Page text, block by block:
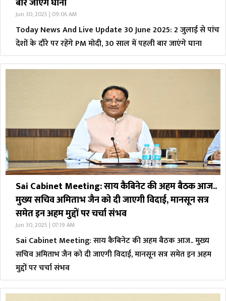
बार जाएंगे घाना
Jun 30, 2025 | 09:06 AM
Today News And Live Update 30 June 2025: 2 जुलाई से पांच
देशों के दौरे पर रहेंगे PM मोदी, 30 साल में पहली बार जाएंगे घाना
Sai Cabinet Meeting: साय कैबिनेट की अहम बैठक आज..
मुख्य सचिव अमिताभ जैन को दी जाएगी विदाई, मानसून सत्र
समेत इन अहम मुद्दों पर चर्चा संभव
Jun 30, 2025 | 07:19 AM
Sai Cabinet Meeting: साय कैबिनेट की अहम बैठक आज.. मुख्य
सचिव अमिताभ जैन को दी जाएगी विदाई, मानसून सत्र समेत इन अहम
मुद्दों पर चर्चा संभव